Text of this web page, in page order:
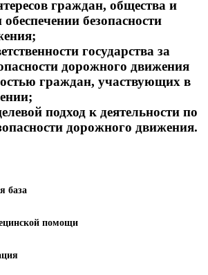
граждан, общества и
безопасности
государства за
дорожного движения
граждан, участвующих в
подход к деятельности по
дорожного движения.
база
помощи